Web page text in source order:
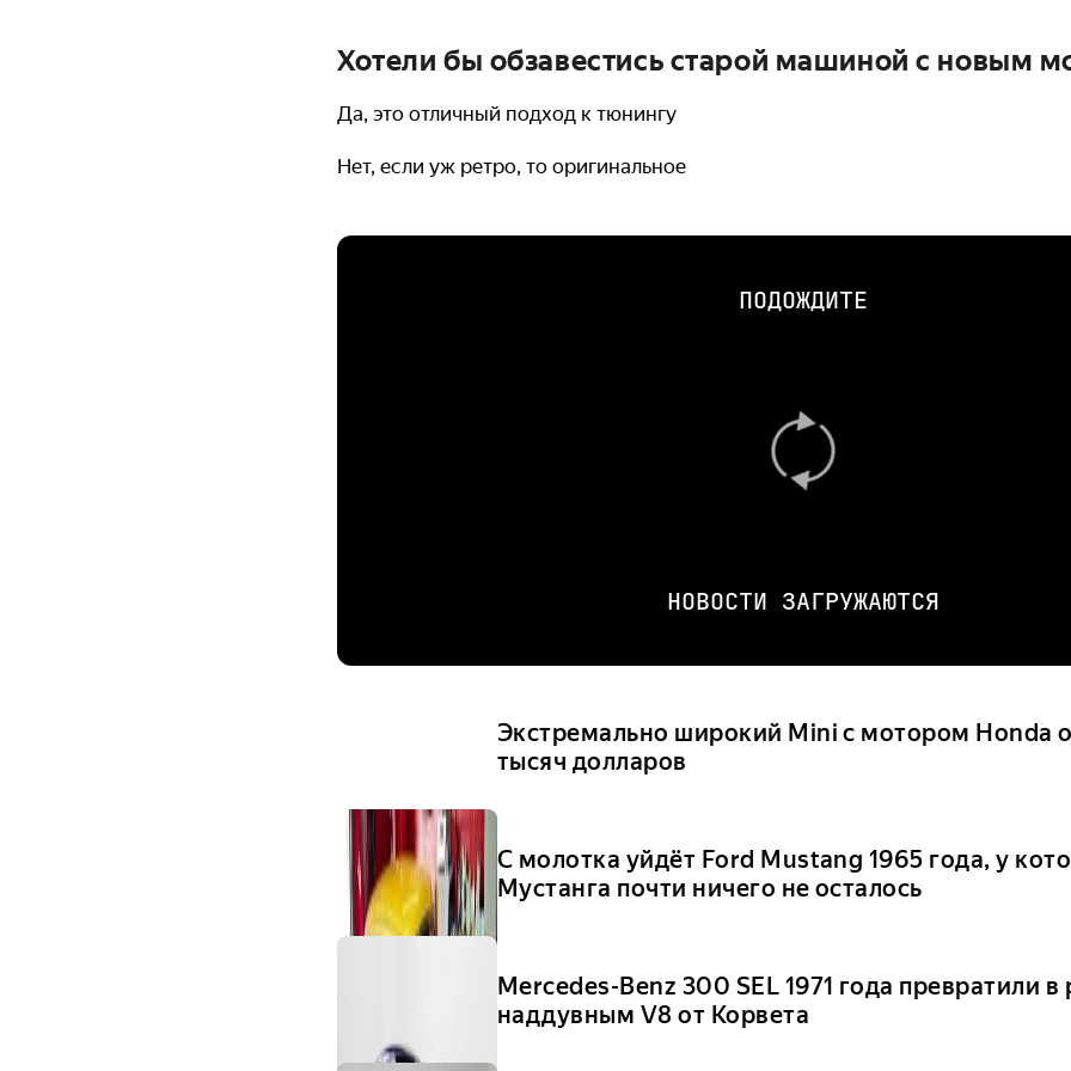
Хотели бы обзавестись старой машиной с новым
Да, это отличный подход к тюнингу
Нет, если уж ретро, то оригинальное
ПОДОЖДИТЕ
НОВОСТИ ЗАГРУЖАЮТСЯ
Экстремально широкий Mini с мотором Honda
тысяч долларов
С молотка уйдёт Ford Mustang 1965 года, у
Мустанга почти ничего не осталось
Mercedes-Benz 300 SEL 1971 года превратили в
наддувным V8 от Корвета